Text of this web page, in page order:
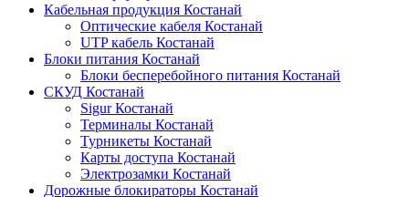
Кабельная продукция Костанай
Оптические кабеля Костанай
UTP кабель Костанай
Блоки питания Костанай
Блоки бесперебойного питания Костанай
СКУД Костанай
Sigur Костанай
Терминалы Костанай
Турникеты Костанай
Карты доступа Костанай
Электрозамки Костанай
Дорожные блокираторы Костанай